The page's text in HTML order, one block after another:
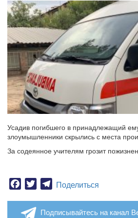
Усадив погибшего в принадлежащий
злоумышленники скрылись с места
За содеянное учителям грозит
Facebook
TwitterTelegram
Поделиться
Подписывайтесь на канал